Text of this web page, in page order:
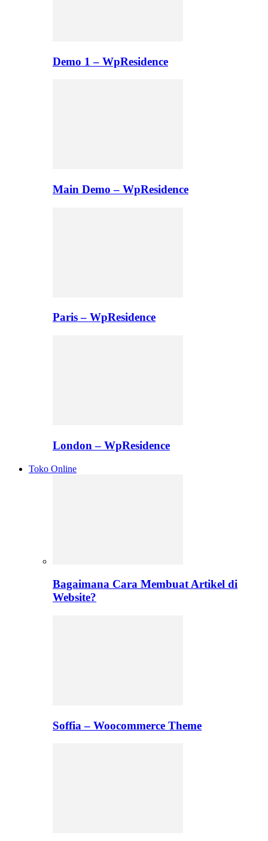
Demo 1 – WpResidence
Main Demo – WpResidence
Paris – WpResidence
London – WpResidence
Toko Online
Bagaimana Cara Membuat Artikel di
Website?
Soffia – Woocommerce Theme